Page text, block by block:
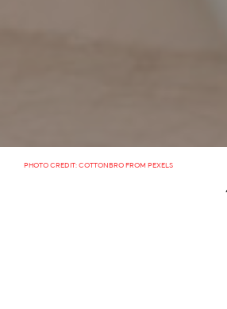
PHOTO CREDIT: COTTONBRO FROM PEXELS